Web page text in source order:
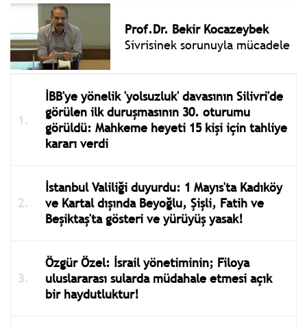
Prof.Dr. Bekir Kocazeybek
Sivrisinek sorunuyla mücadele
İBB'ye yönelik 'yolsuzluk' davasının Silivri'de
görülen ilk duruşmasının 30. oturumu
görüldü: Mahkeme heyeti 15 kişi için tahliye
kararı verdi
İstanbul Valiliği duyurdu: 1 Mayıs'ta Kadıköy
ve Kartal dışında Beyoğlu, Şişli, Fatih ve
Beşiktaş'ta gösteri ve yürüyüş yasak!
Özgür Özel: İsrail yönetiminin; Filoya
uluslararası sularda müdahale etmesi açık
bir haydutluktur!